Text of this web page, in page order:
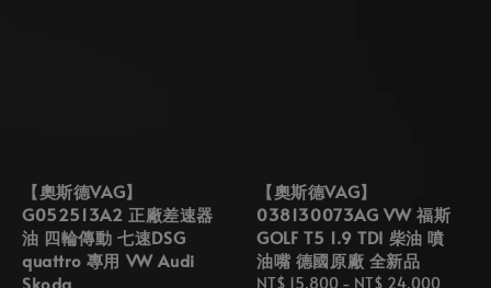
【奧斯德VAG】
G052513A2 正廠差速器
油 四輪傳動 七速DSG
quattro 專用 VW Audi
Skoda
【奧斯德VAG】
038130073AG VW 福斯
GOLF T5 1.9 TDI 柴油 噴
油嘴 德國原廠 全新品
Regular
NT$ 15,800 - NT$ 24,000